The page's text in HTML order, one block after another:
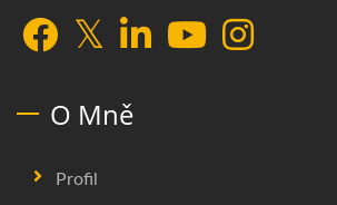
O Mně
Profil